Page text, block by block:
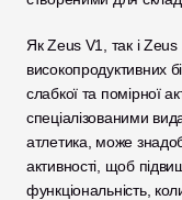
Як Zeus V1, так і Zeus
високопродуктивних
слабкої та помірної
спеціалізованими
атлетика, може
активності, щоб
функціональність,